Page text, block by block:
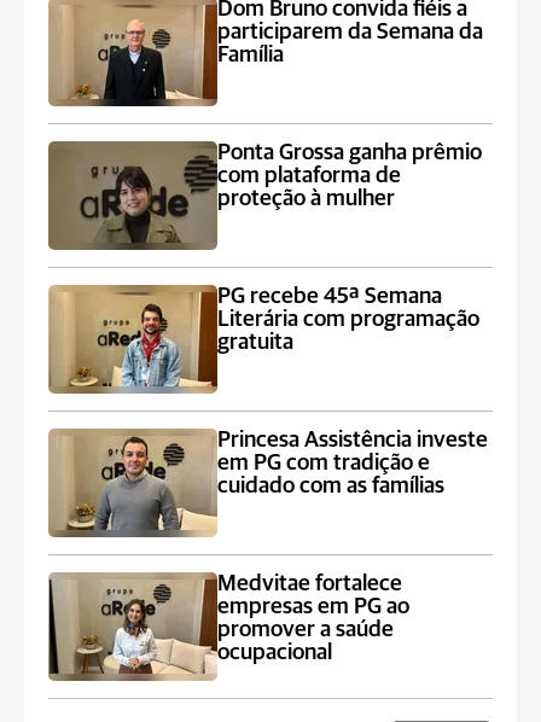
Dom Bruno convida fiéis a
participarem da Semana da
Família
Ponta Grossa ganha prêmio
com plataforma de
proteção à mulher
PG recebe 45ª Semana
Literária com programação
gratuita
Princesa Assistência investe
em PG com tradição e
cuidado com as famílias
Medvitae fortalece
empresas em PG ao
promover a saúde
ocupacional